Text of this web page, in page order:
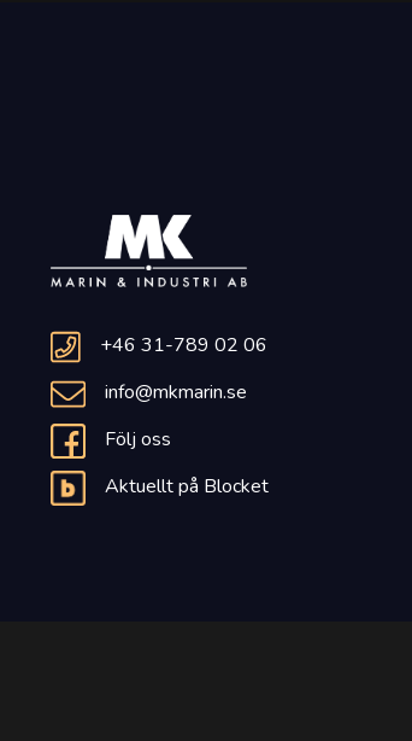
+46 31-789 02 06
info@mkmarin.se
Följ oss
Aktuellt på Blocket